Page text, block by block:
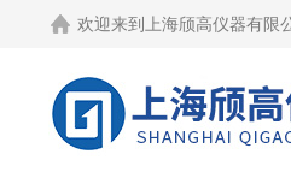
欢迎来到 上海颀高仪器有限